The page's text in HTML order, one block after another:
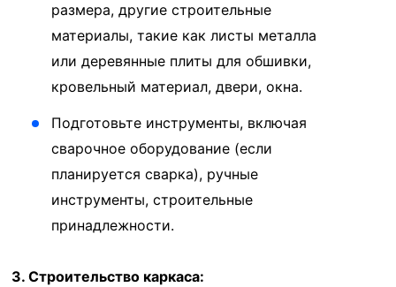
размера, другие строительные
материалы, такие как листы металла
или деревянные плиты для обшивки,
кровельный материал, двери, окна.
Подготовьте инструменты, включая
сварочное оборудование (если
планируется сварка), ручные
инструменты, строительные
принадлежности.
3. Строительство каркаса: